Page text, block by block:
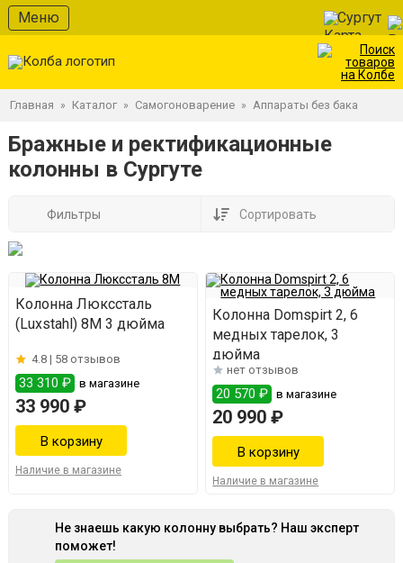
Меню Сургут
Главная » Каталог » Самогоноварение » Аппараты без бака
Бражные и ректификационные
колонны в Сургуте
Фильтры Сортировать
Колонна Люкссталь
(Luxstahl) 8М 3 дюйма
4.8 | 58 отзывов
33 310 ₽ в магазине
33 990 ₽
Наличие в магазине
Колонна Domspirt 2, 6
медных тарелок, 3
дюйма
нет отзывов
20 570 ₽ в магазине
20 990 ₽
Наличие в магазине
Не знаешь какую колонну выбрать? Наш эксперт
поможет!